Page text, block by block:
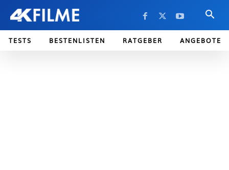
TESTS BESTENLISTEN RATGEBER ANGEBOTE